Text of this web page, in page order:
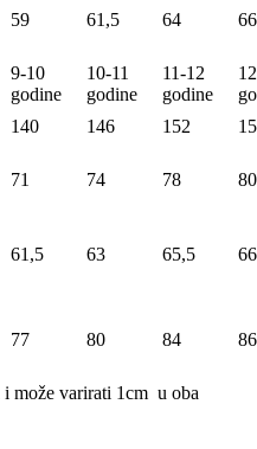
59 61,5 64 66
9-10
godine
10-11
godine
11-12
godine
140 146 152
71 74 78 80
61,5 63 65,5
77 80 84 86
i može varirati 1cm u oba